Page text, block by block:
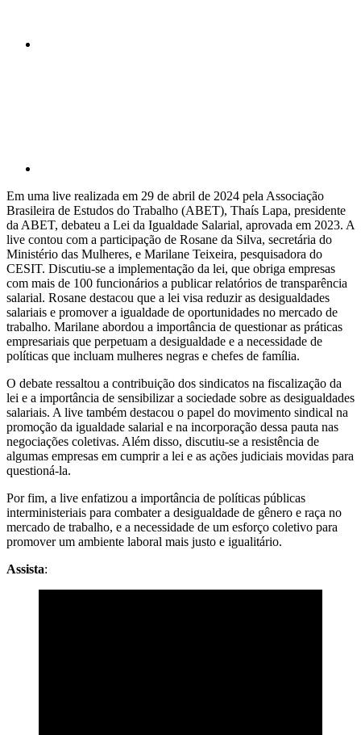
Em uma live realizada em 29 de abril de 2024 pela Associação
Brasileira de Estudos do Trabalho (ABET), Thaís Lapa, presidente
da ABET, debateu a Lei da Igualdade Salarial, aprovada em 2023. A
live contou com a participação de Rosane da Silva, secretária do
Ministério das Mulheres, e Marilane Teixeira, pesquisadora do
CESIT. Discutiu-se a implementação da lei, que obriga empresas
com mais de 100 funcionários a publicar relatórios de transparência
salarial. Rosane destacou que a lei visa reduzir as desigualdades
salariais e promover a igualdade de oportunidades no mercado de
trabalho. Marilane abordou a importância de questionar as práticas
empresariais que perpetuam a desigualdade e a necessidade de
políticas que incluam mulheres negras e chefes de família.
O debate ressaltou a contribuição dos sindicatos na fiscalização da
lei e a importância de sensibilizar a sociedade sobre as desigualdades
salariais. A live também destacou o papel do movimento sindical na
promoção da igualdade salarial e na incorporação dessa pauta nas
negociações coletivas. Além disso, discutiu-se a resistência de
algumas empresas em cumprir a lei e as ações judiciais movidas para
questioná-la.
Por fim, a live enfatizou a importância de políticas públicas
interministeriais para combater a desigualdade de gênero e raça no
mercado de trabalho, e a necessidade de um esforço coletivo para
promover um ambiente laboral mais justo e igualitário.
Assista: